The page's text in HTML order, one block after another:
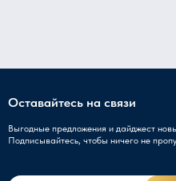
Оставайтесь на связи
Выгодные предложения и дайджест
Подписывайтесь, чтобы ничего не